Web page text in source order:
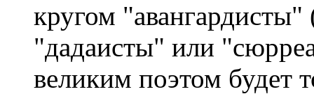
кругом
"дадаисты" или
великим поэтом будет